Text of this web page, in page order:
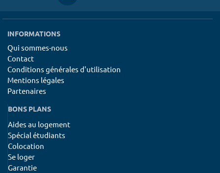
INFORMATIONS
Qui sommes-nous
Contact
Conditions générales d'utilisation
Mentions légales
Partenaires
BONS PLANS
Aides au logement
Spécial étudiants
Colocation
Se loger
Garantie